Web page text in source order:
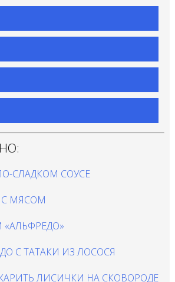
СЛАДКОМ СОУСЕ
МЯСОМ
«АЛЬФРЕДО»
С ТАТАКИ ИЗ ЛОСОСЯ
ЛИСИЧКИ НА СКОВОРОДЕ